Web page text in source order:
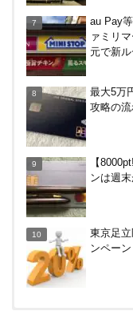
つ
で20％
円分が
介コー
バック！
～12/14
au Pay
ァミリ
元で新
最大5万
攻略の
【
ンは週
東京足
ンペー